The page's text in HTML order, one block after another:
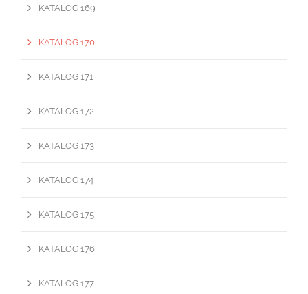
KATALOG 169
KATALOG 170
KATALOG 171
KATALOG 172
KATALOG 173
KATALOG 174
KATALOG 175
KATALOG 176
KATALOG 177